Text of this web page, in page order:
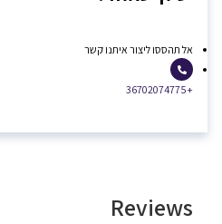
אל תהססו ליצור איתנו קשר
+36702074775
Reviews